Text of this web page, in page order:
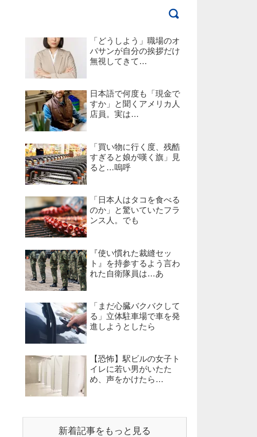
「どうしよう」職場のオ
バサンが自分の挨拶だけ
無視してきて…
日本語で何度も「現金で
すか」と聞くアメリカ人
店員。実は…
「買い物に行く度、残酷
すぎると娘が嘆く旗」見
ると…嗚呼
「日本人はタコを食べる
のか」と驚いていたフラ
ンス人。でも
『使い慣れた裁縫セッ
ト』を持参するよう言わ
れた自衛隊員は…あ
「まだ心臓バクバクして
る」立体駐車場で車を発
進しようとしたら
【恐怖】駅ビルの女子ト
イレに若い男がいたた
め、声をかけたら…
新着記事をもっと見る